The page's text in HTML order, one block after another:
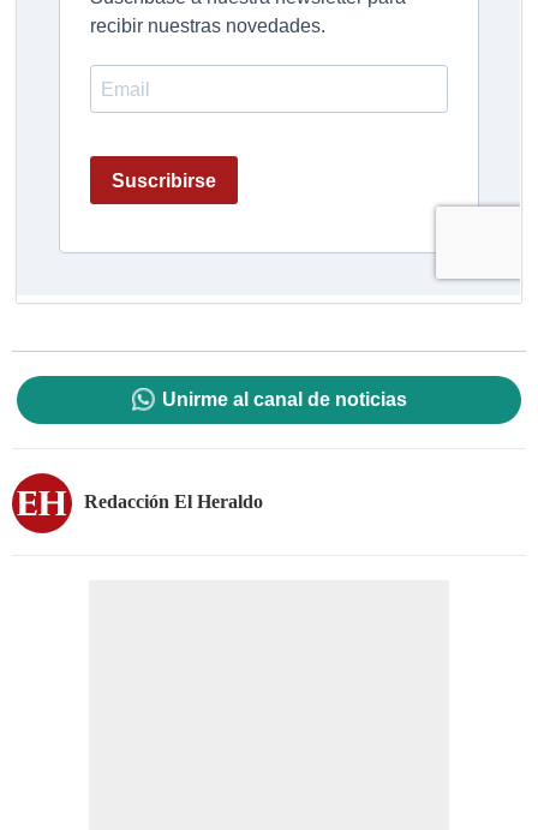
Unirme al canal de noticias
Redacción El Heraldo